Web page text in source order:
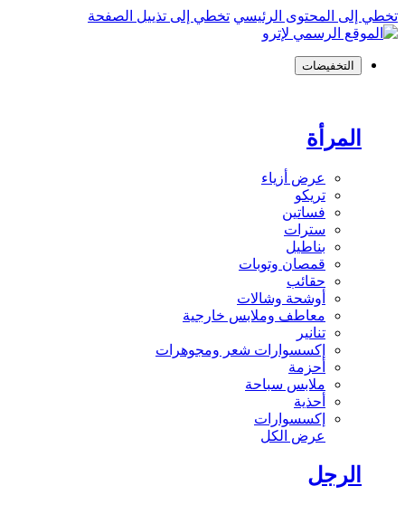
تخطي إلى المحتوى الرئيسي تخطي إلى تذييل الصفحة
التخفيضات
المرأة
عرض أزياء
تريكو
فساتين
سترات
بناطيل
قمصان وتوبات
حقائب
أوشحة وشالات
معاطف وملابس خارجية
تنانير
إكسسوارات شعر ومجوهرات
أحزمة
ملابس سباحة
أحذية
إكسسوارات
عرض الكل
الرجل